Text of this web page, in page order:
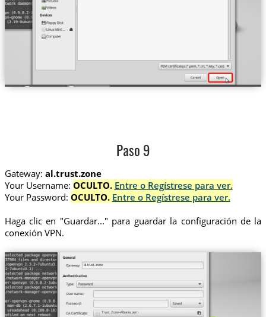
Paso 9
Gateway: al.trust.zone
Your Username: OCULTO. Entre o Regístrese para ver.
Your Password: OCULTO. Entre o Regístrese para ver.
Haga clic en "Guardar..." para guardar la configuración de la
conexión VPN.
al.trust.zone
Trust.Zone-Albania.pem